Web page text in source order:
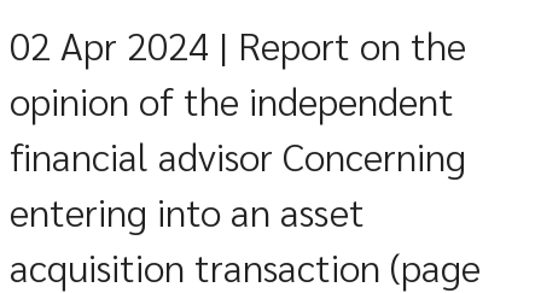
02 Apr 2024 | Report on the
opinion of the independent
financial advisor Concerning
entering into an asset
acquisition transaction (page